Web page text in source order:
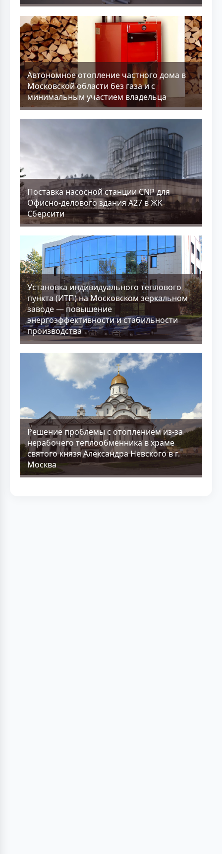
Aвтономное отопление частного дома в
Московской области без газа и с
минимальным участием владельца
Поставка насосной станции CNP для
Офисно-делового здания А27 в ЖК
Сберсити
Установка индивидуального теплового
пункта (ИТП) на Московском зеркальном
заводе — повышение
энергоэффективности и стабильности
производства
Решение проблемы с отоплением из-за
нерабочего теплообменника в храме
святого князя Александра Невского в г.
Москва